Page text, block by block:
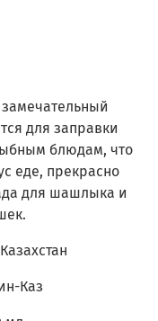
для заправки
блюдам, что
еде, прекрасно
для шашлыка и
Казахстан
Каз